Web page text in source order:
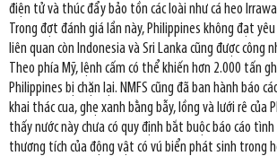
điện tử và thúc đẩy bảo tồn các loài như cá heo
Trong đợt đánh giá lần này, Philippines không đạt yêu
liên quan còn Indonesia và Sri Lanka cũng được công
Theo phía Mỹ, lệnh cấm có thể khiến hơn 2.000 tấn
Philippines bị chặn lại. NMFS cũng đã ban hành báo
khai thác cua, ghẹ xanh bằng bẫy, lồng và lưới rê của
thấy nước này chưa có quy định bắt buộc báo cáo
thương tích của động vật có vú biển phát sinh trong